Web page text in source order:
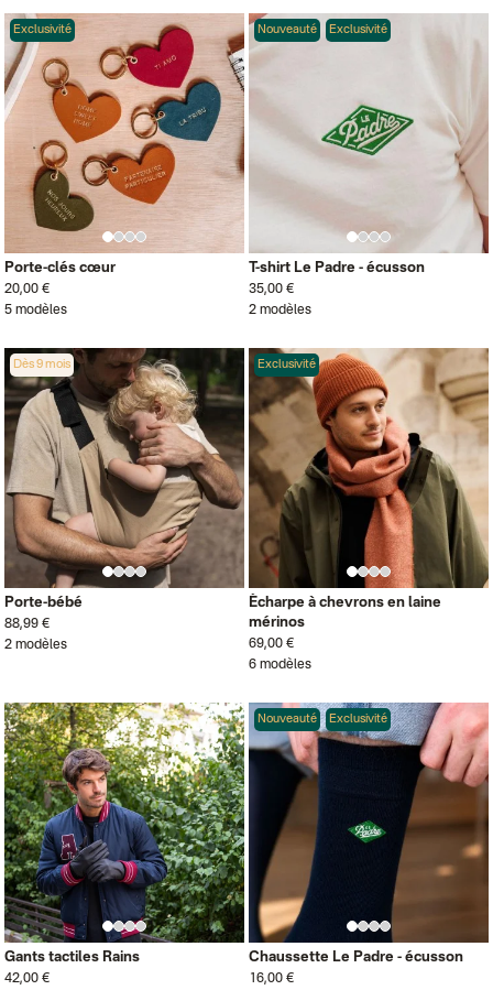
Exclusivité
Porte-clés cœur
20,00 €
5 modèles
Nouveauté Exclusivité
T-shirt Le Padre - écusson
35,00 €
2 modèles
Dès 9 mois
Porte-bébé
88,99 €
2 modèles
Exclusivité
Écharpe à chevrons en laine
mérinos
69,00 €
6 modèles
Gants tactiles Rains
42,00 €
Nouveauté Exclusivité
Chaussette Le Padre - écusson
16,00 €